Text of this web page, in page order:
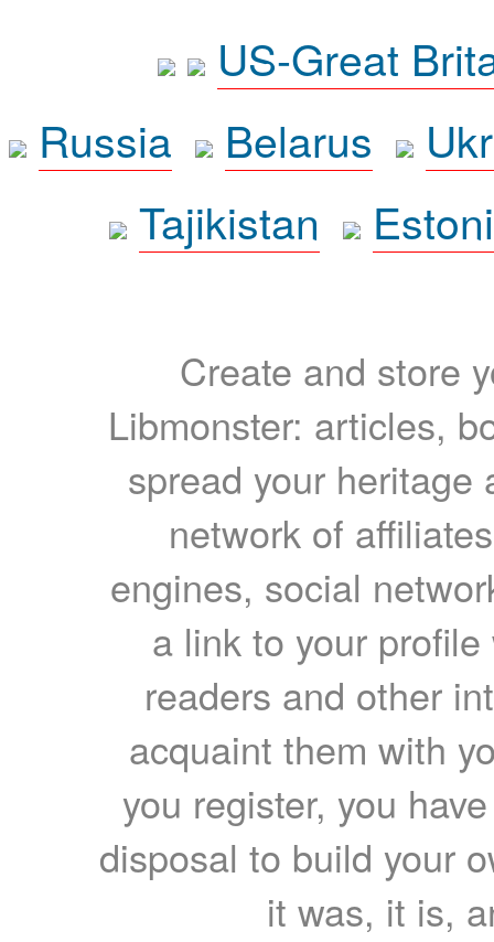
US-Great
Russia
Belarus
Tajikistan
Create and store
Libmonster: articles,
spread your heritage
network of
engines, social
a link to your
readers and other
acquaint them with
you register, you
disposal to build your
it was, it is,